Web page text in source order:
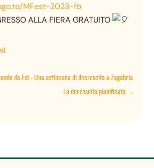
MFest-2023-fb
ALLA FIERA GRATUITO
da Est - Una settimana di decrescita a Zagabria
La decrescita pianificata →